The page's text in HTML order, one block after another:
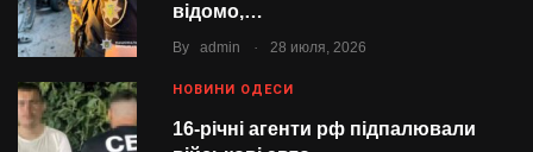
відомо,…
By admin . 28 июля, 2026
НОВИНИ ОДЕСИ
16-річні агенти рф підпалювали